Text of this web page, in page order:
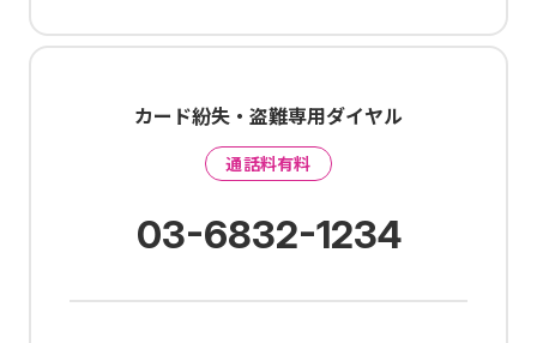
カード紛失・盗難専用ダイヤル
通話料有料
03-6832-1234